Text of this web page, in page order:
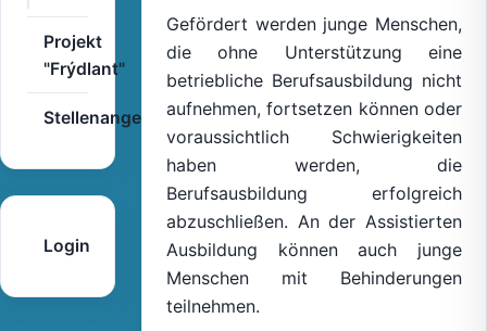
Projekt
"Frýdlant"
Stellenangebote
Login
Gefördert werden junge Menschen,
die ohne Unterstützung eine
betriebliche Berufsausbildung nicht
aufnehmen, fortsetzen können oder
voraussichtlich Schwierigkeiten
haben werden, die
Berufsausbildung erfolgreich
abzuschließen. An der Assistierten
Ausbildung können auch junge
Menschen mit Behinderungen
teilnehmen.